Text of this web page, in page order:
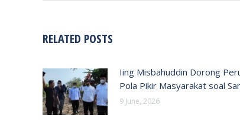
RELATED POSTS
Iing Misbahuddin Dorong
Pola Pikir Masyarakat soal
9 June, 2026